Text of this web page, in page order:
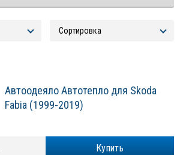
Автоодеяло Автотепло для Skoda
Fabia (1999-2019)
Купить